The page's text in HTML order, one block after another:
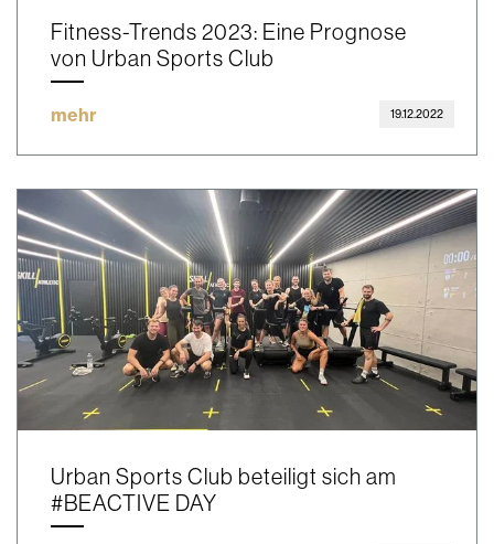
Fitness-Trends 2023: Eine Prognose
von Urban Sports Club
mehr 19.12.2022
Urban Sports Club beteiligt sich am
#BEACTIVE DAY